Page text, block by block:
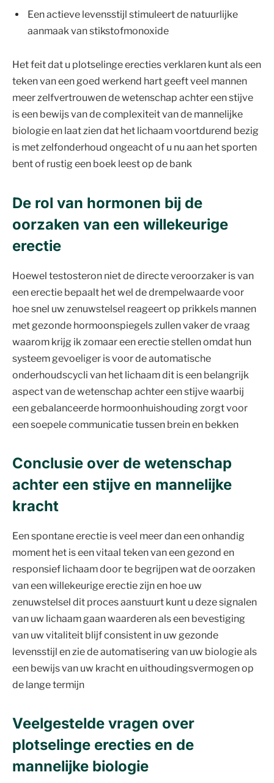
Een actieve levensstijl stimuleert de natuurlijke
aanmaak van stikstofmonoxide
Het feit dat u plotselinge erecties verklaren kunt als een
teken van een goed werkend hart geeft veel mannen
meer zelfvertrouwen de wetenschap achter een stijve
is een bewijs van de complexiteit van de mannelijke
biologie en laat zien dat het lichaam voortdurend bezig
is met zelfonderhoud ongeacht of u nu aan het sporten
bent of rustig een boek leest op de bank
De rol van hormonen bij de
oorzaken van een willekeurige
erectie
Hoewel testosteron niet de directe veroorzaker is van
een erectie bepaalt het wel de drempelwaarde voor
hoe snel uw zenuwstelsel reageert op prikkels mannen
met gezonde hormoonspiegels zullen vaker de vraag
waarom krijg ik zomaar een erectie stellen omdat hun
systeem gevoeliger is voor de automatische
onderhoudscycli van het lichaam dit is een belangrijk
aspect van de wetenschap achter een stijve waarbij
een gebalanceerde hormoonhuishouding zorgt voor
een soepele communicatie tussen brein en bekken
Conclusie over de wetenschap
achter een stijve en mannelijke
kracht
Een spontane erectie is veel meer dan een onhandig
moment het is een vitaal teken van een gezond en
responsief lichaam door te begrijpen wat de oorzaken
van een willekeurige erectie zijn en hoe uw
zenuwstelsel dit proces aanstuurt kunt u deze signalen
van uw lichaam gaan waarderen als een bevestiging
van uw vitaliteit blijf consistent in uw gezonde
levensstijl en zie de automatisering van uw biologie als
een bewijs van uw kracht en uithoudingsvermogen op
de lange termijn
Veelgestelde vragen over
plotselinge erecties en de
mannelijke biologie